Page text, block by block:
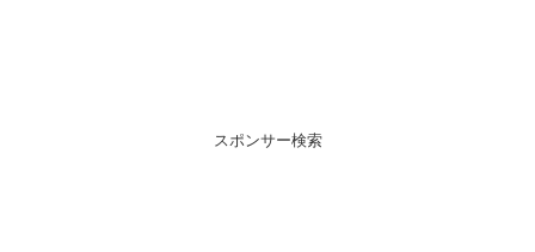
スポンサー検索